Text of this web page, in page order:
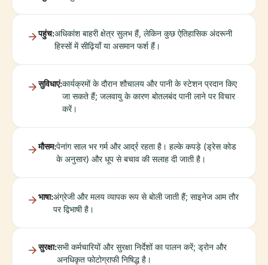
पहुंच:अधिकांश बाहरी क्षेत्र सुलभ हैं, लेकिन कुछ ऐतिहासिक अंदरूनी
हिस्सों में सीढ़ियाँ या असमान फर्श हैं।
सुविधाएं:कार्यक्रमों के दौरान शौचालय और पानी के स्टेशन प्रदान किए
जा सकते हैं; जलवायु के कारण बोतलबंद पानी लाने पर विचार
करें।
मौसम:पेनांग साल भर गर्म और आर्द्र रहता है। हल्के कपड़े (ड्रेस कोड
के अनुसार) और धूप से बचाव की सलाह दी जाती है।
भाषा:अंग्रेजी और मलय व्यापक रूप से बोली जाती हैं; साइनेज आम तौर
पर द्विभाषी है।
सुरक्षा:सभी कर्मचारियों और सुरक्षा निर्देशों का पालन करें; ड्रोन और
अनधिकृत फोटोग्राफी निषिद्ध है।